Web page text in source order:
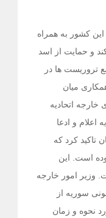
کشور به همراه
و حمایت از اسد
تروریست ها در
میان
اتحادیه
اعلام و ادعا
تاکید کرد که
است. این
وزیر امور خارجه
سوریه از
نحوه و زمان